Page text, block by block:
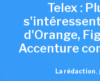
Telex :
d'Orange,
Accenture
La rédaction ,